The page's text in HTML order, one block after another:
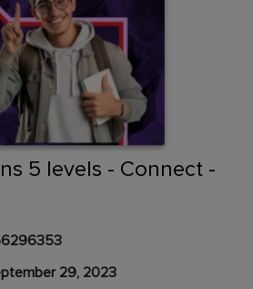
5 levels - Connect -
29, 2023